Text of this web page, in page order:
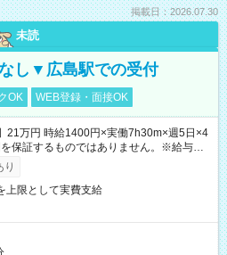
掲載日：2026.07.30
未読
し▼広島駅での受付
OK WEB登録・面接OK
万円 時給1400円×実働7h30m×週5日×4
保証するものではありません。※給与即
（利用条件有）
り
上限として実費支給